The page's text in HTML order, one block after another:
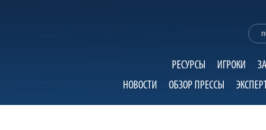
РЕСУРСЫ ИГРОКИ
НОВОСТИ
ОБЗОР ПРЕССЫ